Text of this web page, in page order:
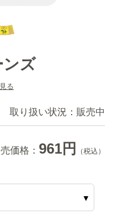
ズ
る
取り扱い状況： 販売中
価格： 961円 （税込）